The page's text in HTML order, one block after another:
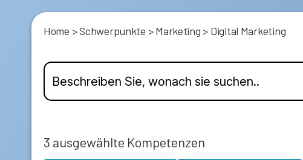
Home >Schwerpunkte >Marketing > Digital Marketing
3 ausgewählte Kompetenzen